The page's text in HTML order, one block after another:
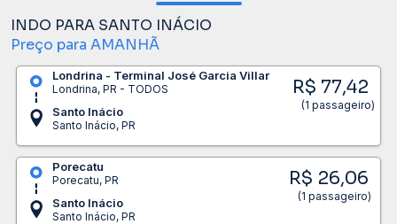
INDO PARA SANTO INÁCIO
Preço para AMANHÃ
Londrina - Terminal José Garcia Villar
Londrina, PR - TODOS
Santo Inácio
Santo Inácio, PR
R$ 77,42
(1 passageiro)
Porecatu
Porecatu, PR
Santo Inácio
Santo Inácio, PR
R$ 26,06
(1 passageiro)